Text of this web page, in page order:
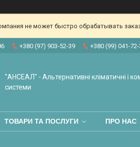
не может быстро обрабатывать
+380 (97) 903-52-39 +380 (99) 041-
"АНСЕАЛ" - Альтернативні кліматичні і
системи
ТОВАРИ ТА ПОСЛУГИ ПРО НАС